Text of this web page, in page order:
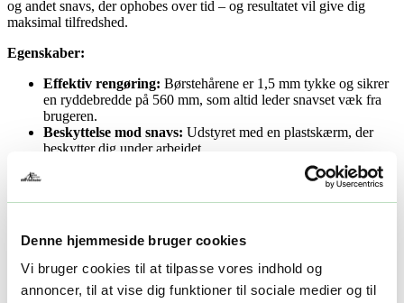
Denne hjemmeside bruger cookies
Vi bruger cookies til at tilpasse vores indhold og
annoncer, til at vise dig funktioner til sociale medier og til
og andet snavs, der ophobes over tid – og resultatet vil give dig
maksimal tilfredshed.
Egenskaber:
Effektiv rengøring: Børstehårene er 1,5 mm tykke og sikrer
en ryddebredde på 560 mm, som altid leder snavset væk fra
brugeren.
Beskyttelse mod snavs: Udstyret med en plastskærm, der
beskytter dig under arbejdet.
(ARB2100)
Høj fræsehastighed:240 o/min.
Dette gør selv de mest krævende opgaver enkle og hurtige at
udføre.